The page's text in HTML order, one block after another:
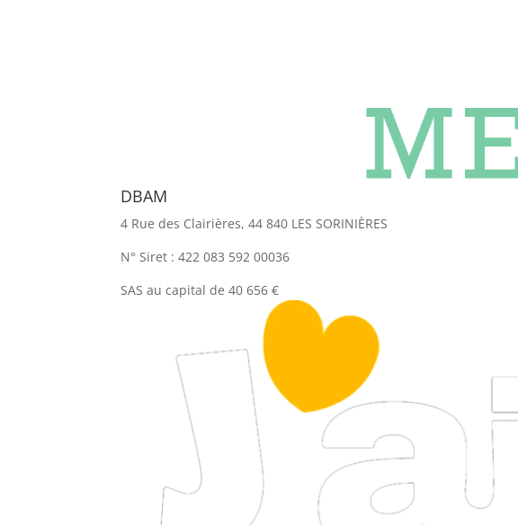
DBAM
4 Rue des Clairières, 44 840 LES SORINIÈRES
N° Siret : 422 083 592 00036
SAS au capital de 40 656 €